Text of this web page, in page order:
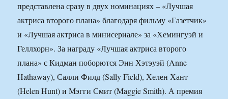
представлена сразу в двух номинациях – «Лучшая
актриса второго плана» благодаря фильму «Газетчик»
и «Лучшая актриса в минисериале» за «Хемингуэй и
Геллхорн». За награду «Лучшая актриса второго
плана» с Кидман поборются Энн Хэтэуэй (Anne
Hathaway), Салли Филд (Sally Field), Хелен Хант
(Helen Hunt) и Мэгги Смит (Maggie Smith). А премия